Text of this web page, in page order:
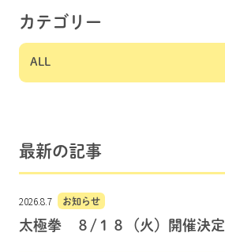
カテゴリー
最新の記事
2026.8.7 お知らせ
太極拳 ８/１８（火）開催決定